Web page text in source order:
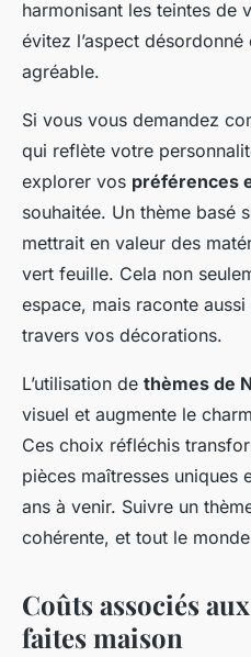
harmonisant les teintes de
évitez l’aspect
agréable.
Si vous vous demandez
qui reflète votre
explorer vos préférences
souhaitée. Un thème basé
mettrait en valeur des
vert feuille. Cela non
espace, mais raconte
travers vos décorations.
L’utilisation de thèmes de
visuel et augmente le
Ces choix réfléchis
pièces maîtresses uniques
ans à venir. Suivre un
cohérente, et tout le
Coûts associés
faites maison